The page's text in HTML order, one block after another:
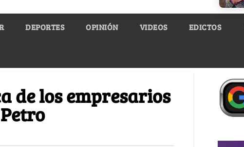
DEPORTES OPINIÓN VIDEOS EDICTOS
de los empresarios